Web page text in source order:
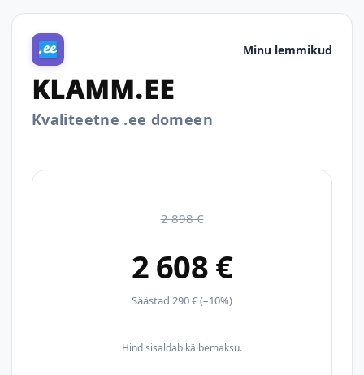
Minu lemmikud
KLAMM.EE
Kvaliteetne .ee domeen
2 898 €
2 608 €
Säästad 290 € (–10%)
Hind sisaldab käibemaksu.